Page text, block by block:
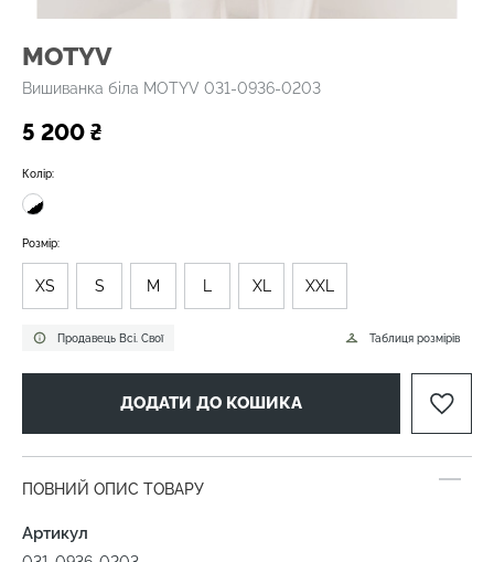
MOTYV
Вишиванка біла MOTYV 031-0936-0203
5 200 ₴
Продавець Всі. Свої
Колір:
Таблиця розмірів
Розмір:
XS S M L XL XXL
ДОДАТИ ДО КОШИКА
ПОВНИЙ ОПИС ТОВАРУ
Артикул